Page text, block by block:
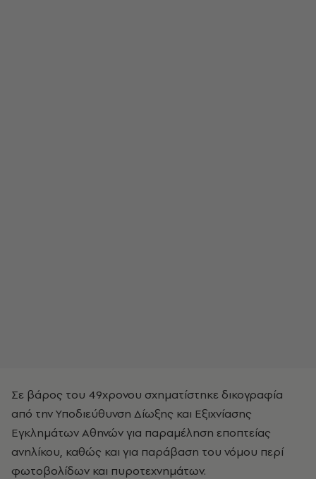
Σε βάρος του 49χρονου σχηματίστηκε δικογραφία
από την Υποδιεύθυνση Δίωξης και Εξιχνίασης
Εγκλημάτων Αθηνών για παραμέληση εποπτείας
ανηλίκου, καθώς και για παράβαση του νόμου περί
φωτοβολίδων και πυροτεχνημάτων.